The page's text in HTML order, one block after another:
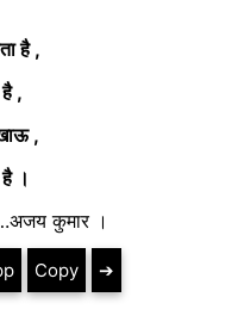
है,
,
,
।
।
Copy ➔